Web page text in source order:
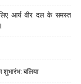
आर्य वीर दल के समस्त
शुभारंभ: बलिया